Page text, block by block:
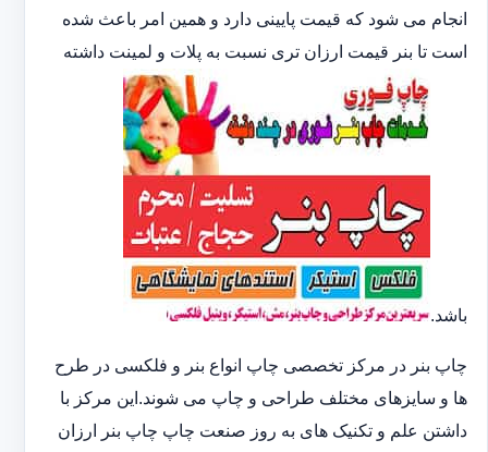
انجام می شود که قیمت پایینی دارد و همین امر باعث شده
است تا بنر قیمت ارزان تری نسبت به پلات و لمینت داشته
باشد.
چاپ بنر در مرکز تخصصی چاپ انواع بنر و فلکسی در طرح
ها و سایزهای مختلف طراحی و چاپ می شوند.این مرکز با
داشتن علم و تکنیک های به روز صنعت چاپ چاپ بنر ارزان